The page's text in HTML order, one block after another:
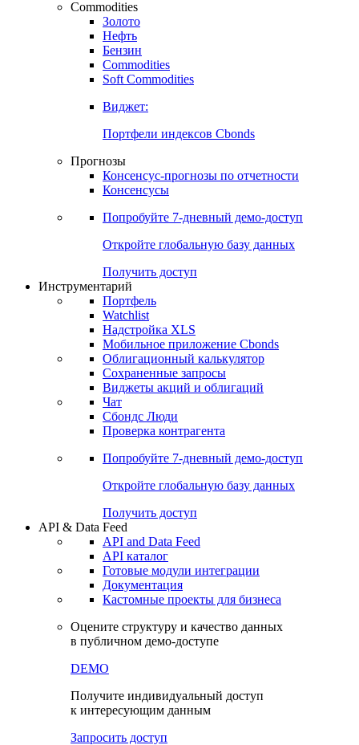
Commodities
Золото
Нефть
Бензин
Commodities
Soft Commodities
Виджет:
Портфели индексов Cbonds
Прогнозы
Консенсус-прогнозы по отчетности
Консенсусы
Попробуйте 7-дневный демо-доступ
Откройте глобальную базу данных
Получить доступ
Инструментарий
Портфель
Watchlist
Надстройка XLS
Мобильное приложение Cbonds
Облигационный калькулятор
Сохраненные запросы
Виджеты акций и облигаций
Чат
Сбондс Люди
Проверка контрагента
Попробуйте 7-дневный демо-доступ
Откройте глобальную базу данных
Получить доступ
API & Data Feed
API and Data Feed
API каталог
Готовые модули интеграции
Документация
Кастомные проекты для бизнеса
Оцените структуру и качество данных
в публичном демо-доступе
DEMO
Получите индивидуальный доступ
к интересующим данным
Запросить доступ